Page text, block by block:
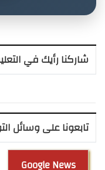
شاركنا رأيك في
تابعونا على وسائل
Google News